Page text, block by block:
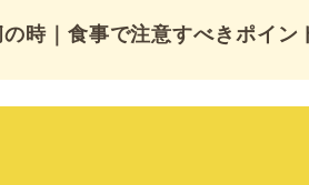
時｜食事で注意すべきポイン